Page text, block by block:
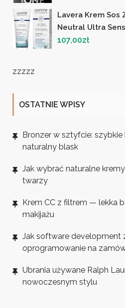
Lavera Krem Sos
Neutral Ultra
107,00zł
zzzzz
OSTATNIE WPISY
Bronzer w sztyfcie: szybkie
naturalny blask
Jak wybrać naturalne
twarzy
Krem CC z filtrem — lekka
makijażu
Jak software development
oprogramowanie na
Ubrania używane Ralph
nowoczesnym stylu